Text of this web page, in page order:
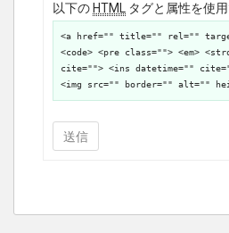
以下の HTML タグと属性を使用
<a href="" title="" rel=""
<code> <pre class=""> <em>
cite=""> <ins datetime=""
<img src="" border="" alt=""
送信